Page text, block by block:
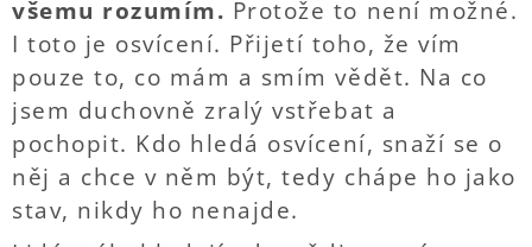
všemu rozumím. Protože to není možné.
I toto je osvícení. Přijetí toho, že vím
pouze to, co mám a smím vědět. Na co
jsem duchovně zralý vstřebat a
pochopit. Kdo hledá osvícení, snaží se o
něj a chce v něm být, tedy chápe ho jako
stav, nikdy ho nenajde.